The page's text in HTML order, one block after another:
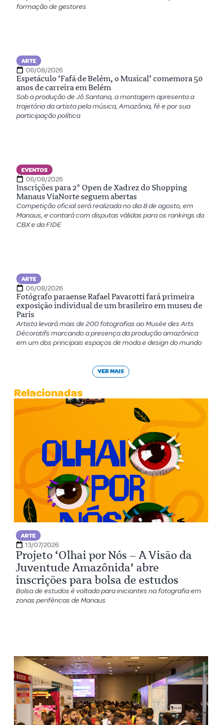
formação de gestores
ARTE
06/08/2026
Espetáculo ‘Fafá de Belém, o Musical’ comemora 50
anos de carreira em Belém
Sob a produção de Jô Santana, a montagem apresenta a
trajetória da artista pela música, Amazônia, fé e por sua
participação política
EVENTOS
06/08/2026
Inscrições para 2º Open de Xadrez do Shopping
Manaus ViaNorte seguem abertas
Competição oficial será realizada no dia 8 de agosto, em
Manaus, e contará com disputas válidas para os rankings da
CBX e da FIDE
ARTE
06/08/2026
Fotógrafo paraense Rafael Pavarotti fará primeira
exposição individual de um brasileiro em museu de
Paris
Artista levará mais de 200 fotografias ao Musée des Arts
Décoratifs marcando a presença da produção amazônica
em um dos principais espaços de moda e design do mundo
VER MAIS
Relacionadas
ARTE
13/07/2026
Projeto ‘Olhai por Nós – A Visão da
Juventude Amazônida’ abre
inscrições para bolsa de estudos
Bolsa de estudos é voltada para iniciantes na fotografia em
zonas periféricas de Manaus